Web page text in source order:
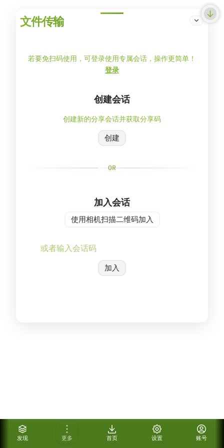
发现 更多 首页 设置 账号
文件传输
若要免扫码使用，可登录使用专属会话，操作更简单！
登录
创建会话
创建新的分享会话并获取分享码
创建
OR
加入会话
使用相机扫描二维码加入
加入